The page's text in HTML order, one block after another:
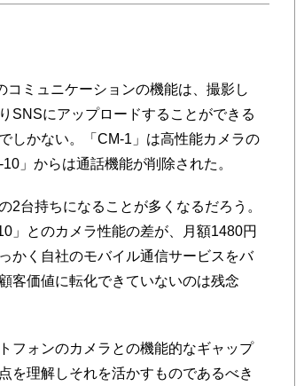
ミュニケーションの機能は、撮影し
SNSにアップロードすることができる
しかない。「CM-1」は高性能カメラの
」からは通話機能が削除された。
台持ちになることが多くなるだろう。
」とのカメラ性能の差が、月額1480円
かく自社のモバイル通信サービスをバ
客価値に転化できていないのは残念
フォンのカメラとの機能的なギャップ
を理解しそれを活かすものであるべき